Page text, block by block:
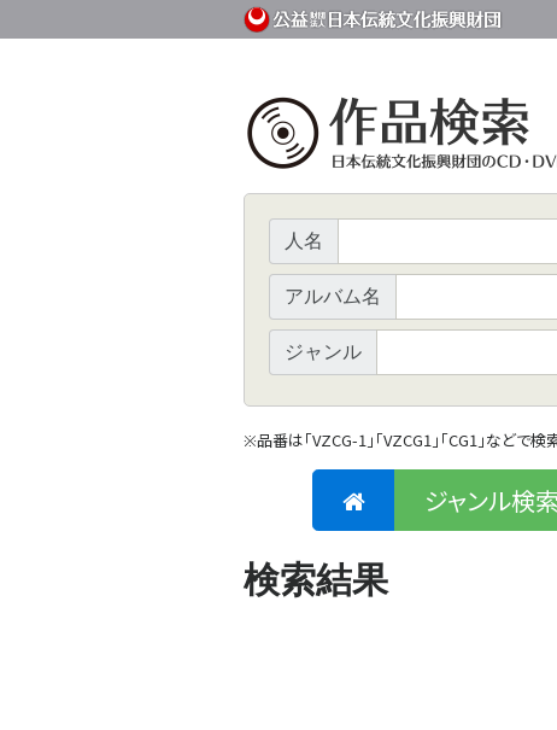
人名
アルバム名
ジャンル
※品番は「VZCG-1」「VZCG1」「CG1」などで検
ジャンル検索
検索結果